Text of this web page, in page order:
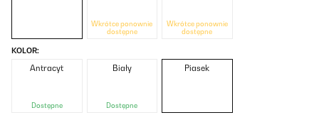
Wkrótce ponownie
dostępne
Wkrótce ponownie
dostępne
KOLOR:
Antracyt
Dostępne
Biały
Dostępne
Piasek